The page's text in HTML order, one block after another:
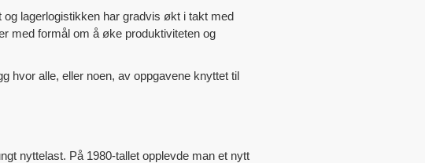
lagerlogistikken har gradvis økt i takt med
med formål om å øke produktiviteten og
hvor alle, eller noen, av oppgavene knyttet til
nyttelast. På 1980-tallet opplevde man et nytt